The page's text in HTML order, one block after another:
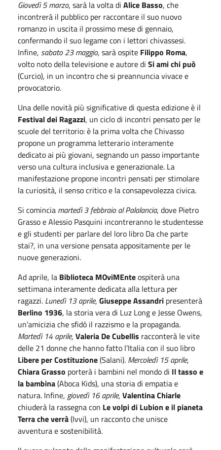
Giovedì 5 marzo, sarà la volta di Alice Basso, che
incontrerà il pubblico per raccontare il suo nuovo
romanzo in uscita il prossimo mese di gennaio,
confermando il suo legame con i lettori chivassesi.
Infine, sabato 23 maggio, sarà ospite Filippo Roma,
volto noto della televisione e autore di Si ami chi può
(Curcio), in un incontro che si preannuncia vivace e
provocatorio.
Una delle novità più significative di questa edizione è il
Festival dei Ragazzi, un ciclo di incontri pensato per le
scuole del territorio: è la prima volta che Chivasso
propone un programma letterario interamente
dedicato ai più giovani, segnando un passo importante
verso una cultura inclusiva e generazionale. La
manifestazione propone incontri pensati per stimolare
la curiosità, il senso critico e la consapevolezza civica.
Si comincia martedì 3 febbraio al Palalancia, dove Pietro
Grasso e Alessio Pasquini incontreranno le studentesse
e gli studenti per parlare del loro libro Da che parte
stai?, in una versione pensata appositamente per le
nuove generazioni.
Ad aprile, la Biblioteca MOviMEnteospiterà una
settimana interamente dedicata alla lettura per
ragazzi. Lunedì 13 aprile, Giuseppe Assandri presenterà
Berlino 1936, la storia vera di Luz Long e Jesse Owens,
un’amicizia che sfidò il razzismo e la propaganda.
Martedì 14 aprile, Valeria De Cubellis racconterà le vite
delle 21 donne che hanno fatto l’Italia con il suo libro
Libere per Costituzione(Salani). Mercoledì 15 aprile,
Chiara Grasso porterà i bambini nel mondo di Il tasso e
la bambina(Aboca Kids), una storia di empatia e
natura. Infine, giovedì 16 aprile, Valentina Chiarle
chiuderà la rassegna con Le volpi di Lubion e il pianeta
Terra che verrà(Ivvi), un racconto che unisce
avventura e sostenibilità.